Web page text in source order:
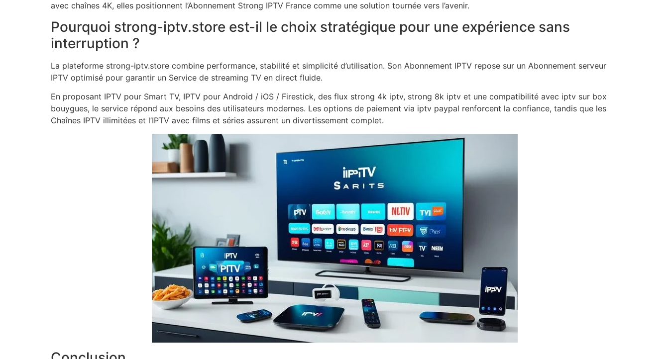
avec chaînes 4K, elles positionnent l’Abonnement Strong IPTV France comme une solution tournée vers l’avenir.
Pourquoi strong-iptv.store est-il le choix stratégique pour une expérience sans
interruption ?
La plateforme strong-iptv.store combine performance, stabilité et simplicité d’utilisation. Son Abonnement IPTV repose sur un Abonnement serveur
IPTV optimisé pour garantir un Service de streaming TV en direct fluide.
En proposant IPTV pour Smart TV, IPTV pour Android / iOS / Firestick, des flux strong 4k iptv, strong 8k iptv et une compatibilité avec iptv sur box
bouygues, le service répond aux besoins des utilisateurs modernes. Les options de paiement via iptv paypal renforcent la confiance, tandis que les
Chaînes IPTV illimitées et l’IPTV avec films et séries assurent un divertissement complet.